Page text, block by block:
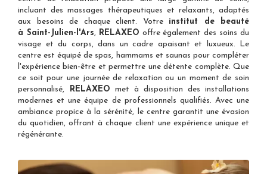
incluant des massages thérapeutiques et relaxants, adaptés
aux besoins de chaque client. Votre institut de beauté
à Saint-Julien-l'Ars, RELAXEO offre également des soins du
visage et du corps, dans un cadre apaisant et luxueux. Le
centre est équipé de spas, hammams et saunas pour compléter
l'expérience bien-être et permettre une détente complète. Que
ce soit pour une journée de relaxation ou un moment de soin
personnalisé, RELAXEO met à disposition des installations
modernes et une équipe de professionnels qualifiés. Avec une
ambiance propice à la sérénité, le centre garantit une évasion
du quotidien, offrant à chaque client une expérience unique et
régénérante.